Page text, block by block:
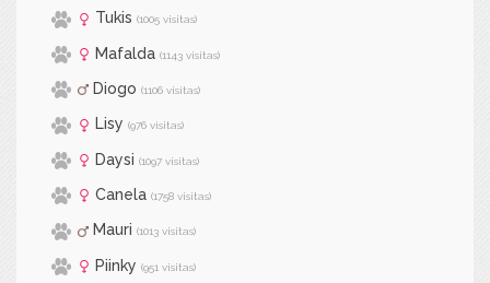
Tukis (1005 visitas)
Mafalda (1143 visitas)
Diogo (1106 visitas)
Lisy (976 visitas)
Daysi (1097 visitas)
Canela (1758 visitas)
Mauri (1013 visitas)
Piinky (951 visitas)